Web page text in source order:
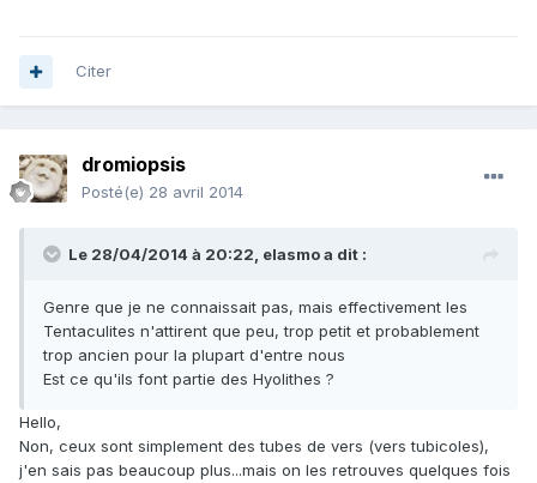
Citer
dromiopsis
Posté(e) 28 avril 2014
Le 28/04/2014 à 20:22, elasmo a dit :
Genre que je ne connaissait pas, mais effectivement les
Tentaculites n'attirent que peu, trop petit et probablement
trop ancien pour la plupart d'entre nous
Est ce qu'ils font partie des Hyolithes ?
Hello,
Non, ceux sont simplement des tubes de vers (vers tubicoles),
j'en sais pas beaucoup plus...mais on les retrouves quelques fois